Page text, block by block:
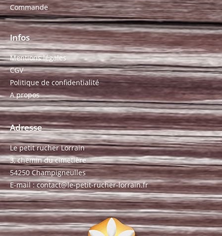
Commande
Infos
Mentions légales
CGV
Politique de confidentialité
A propos
Adresse
Le petit rucher Lorrain
3, chemin du cimetière
54250 Champigneulles
E-mail : contact@le-petit-rucher-lorrain.fr